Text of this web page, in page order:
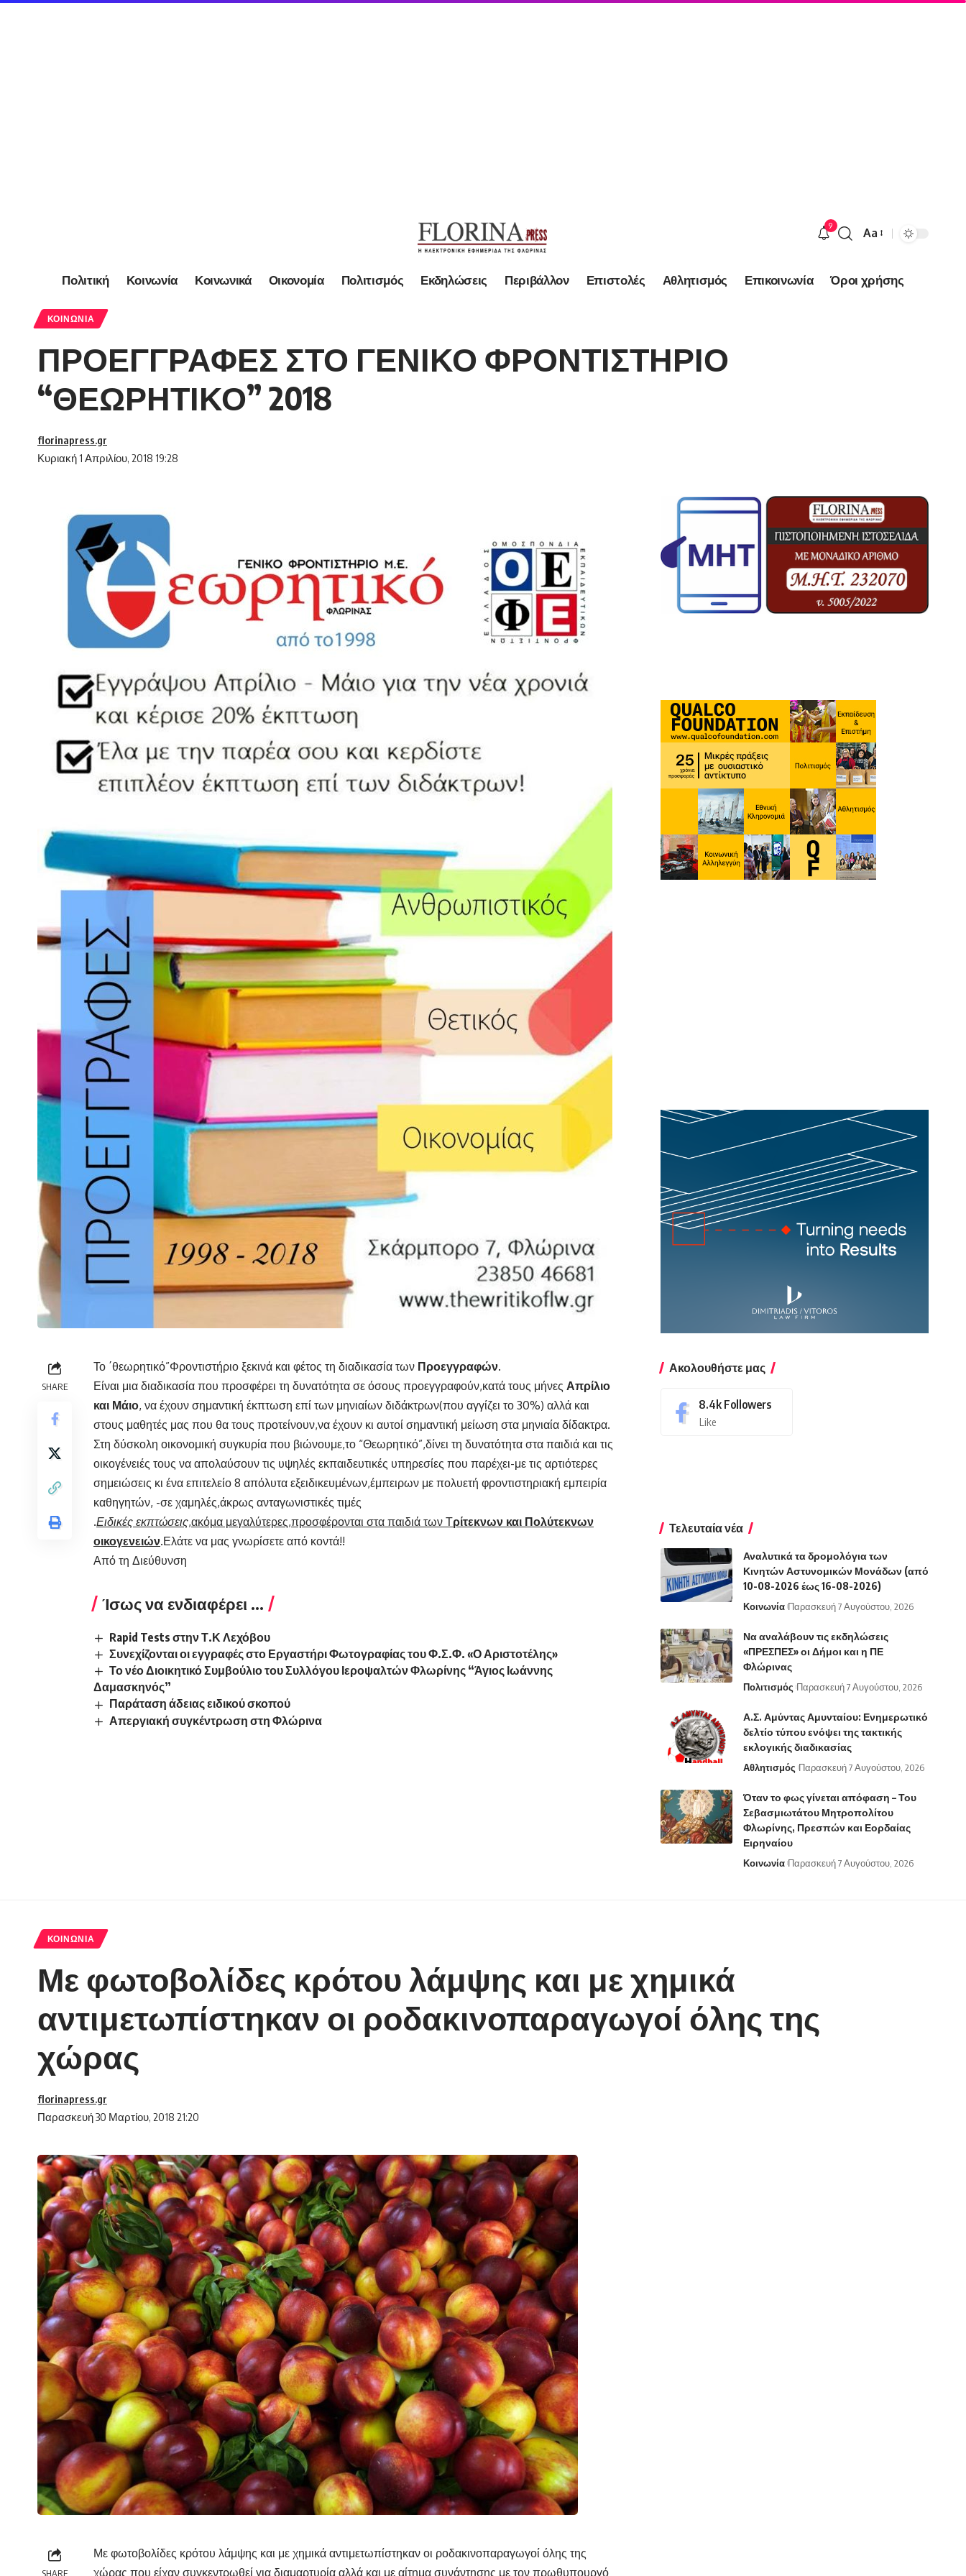
9
Font
Aa
Πολιτική Κοινωνία Κοινωνικά Οικονομία Πολιτισμός Εκδηλώσεις Περιβάλλον Επιστολές Αθλητισμός Επικοινωνία Όροι χρήσης
ΚΟΙΝΩΝΊΑ
ΠΡΟΕΓΓΡΑΦΕΣ ΣΤΟ ΓΕΝΙΚΟ ΦΡΟΝΤΙΣΤΗΡΙΟ
“ΘΕΩΡΗΤΙΚΟ” 2018
Κυριακή 1 Απριλίου, 2018 19:28
florinapress.gr
SHARE
Το ΄θεωρητικό”Φροντιστήριο ξεκινά και φέτος τη διαδικασία των Προεγγραφών.
Είναι μια διαδικασία που προσφέρει τη δυνατότητα σε όσους προεγγραφούν,κατά τους μήνες Απρίλιο
και Μάιο, να έχουν σημαντική έκπτωση επί των μηνιαίων διδάκτρων(που αγγίζει το 30%) αλλά και
στους μαθητές μας που θα τους προτείνουν,να έχουν κι αυτοί σημαντική μείωση στα μηνιαία δίδακτρα.
Στη δύσκολη οικονομική συγκυρία που βιώνουμε,το “Θεωρητικό”,δίνει τη δυνατότητα στα παιδιά και τις
οικογένειές τους να απολαύσουν τις υψηλές εκπαιδευτικές υπηρεσίες που παρέχει-με τις αρτιότερες
σημειώσεις κι ένα επιτελείο 8 απόλυτα εξειδικευμένων,έμπειρων με πολυετή φροντιστηριακή εμπειρία
καθηγητών, -σε χαμηλές,άκρως ανταγωνιστικές τιμές
.Ειδικές εκπτώσεις,ακόμα μεγαλύτερες,προσφέρονται στα παιδιά των Τρίτεκνων και Πολύτεκνων
οικογενειών.Ελάτε να μας γνωρίσετε από κοντά!!
Από τη Διεύθυνση
Ίσως να ενδιαφέρει ...
Rapid Tests στην Τ.Κ Λεχόβου
Συνεχίζονται οι εγγραφές στο Εργαστήρι Φωτογραφίας του Φ.Σ.Φ. «Ο Αριστοτέλης»
Το νέο Διοικητικό Συμβούλιο του Συλλόγου Ιεροψαλτών Φλωρίνης “Άγιος Ιωάννης
Δαμασκηνός”
Παράταση άδειας ειδικού σκοπού
Απεργιακή συγκέντρωση στη Φλώρινα
Ακολουθήστε μας
8.4k Followers
Like
Τελευταία νέα
Αναλυτικά τα δρομολόγια των
Κινητών Αστυνομικών Μονάδων (από
10-08-2026 έως 16-08-2026)
Κοινωνία Παρασκευή 7 Αυγούστου, 2026
Να αναλάβουν τις εκδηλώσεις
«ΠΡΕΣΠΕΣ» οι Δήμοι και η ΠΕ
Φλώρινας
Πολιτισμός Παρασκευή 7 Αυγούστου, 2026
Α.Σ. Αμύντας Αμυνταίου: Ενημερωτικό
δελτίο τύπου ενόψει της τακτικής
εκλογικής διαδικασίας
Αθλητισμός Παρασκευή 7 Αυγούστου, 2026
Όταν το φως γίνεται απόφαση – Του
Σεβασμιωτάτου Μητροπολίτου
Φλωρίνης, Πρεσπών και Εορδαίας
Ειρηναίου
Κοινωνία Παρασκευή 7 Αυγούστου, 2026
ΚΟΙΝΩΝΊΑ
Με φωτοβολίδες κρότου λάμψης και με χημικά
αντιμετωπίστηκαν οι ροδακινοπαραγωγοί όλης της
χώρας
Παρασκευή 30 Μαρτίου, 2018 21:20
florinapress.gr
SHARE
Με φωτοβολίδες κρότου λάμψης και με χημικά αντιμετωπίστηκαν οι ροδακινοπαραγωγοί όλης της
χώρας που είχαν συγκεντρωθεί για διαμαρτυρία αλλά και με αίτημα συνάντησης με τον πρωθυπουργό